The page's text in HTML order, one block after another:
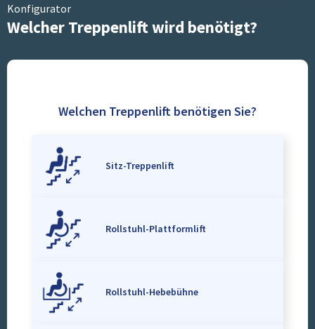
Konfigurator
Welcher Treppenlift wird benötigt?
Welchen Treppenlift benötigen Sie?
Sitz-Treppenlift
Rollstuhl-Plattformlift
Rollstuhl-Hebebühne